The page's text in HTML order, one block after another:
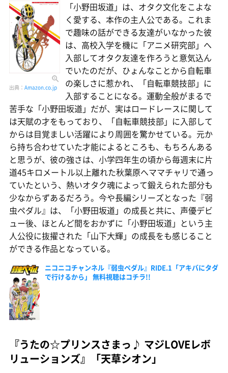
出典： Amazon.co.jp
「小野田坂道」は、オタク文化をこよな
く愛する、本作の主人公である。これま
で趣味の話ができる友達がいなかった彼
は、高校入学を機に「アニメ研究部」へ
入部してオタク友達を作ろうと意気込ん
でいたのだが、ひょんなことから自転車
の楽しさに惹かれ、「自転車競技部」に
入部することになる。運動全般がまるで
苦手な「小野田坂道」だが、実はロードレースに関して
は天賦の才をもっており、「自転車競技部」に入部して
からは目覚ましい活躍により周囲を驚かせている。元か
ら持ち合わせていた才能によるところも、もちろんある
と思うが、彼の強さは、小学四年生の頃から毎週末に片
道45キロメートル以上離れた秋葉原へママチャリで通っ
ていたという、熱いオタク魂によって鍛えられた部分も
少なからずあるだろう。今や長編シリーズとなった『弱
虫ペダル』は、「小野田坂道」の成長と共に、声優デビ
ュー後、ほとんど間をおかずに「小野田坂道」という主
人公役に抜擢された「山下大輝」の成長をも感じること
ができる作品となっている。
ニコニコチャンネル『弱虫ペダル』RIDE.1「アキバにタダ
で行けるから」 無料視聴はコチラ!!
『うたの☆プリンスさまっ♪ マジLOVEレボ
リューションズ』「天草シオン」